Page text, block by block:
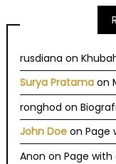
rusdiana on
Surya Pratama on
ronghod on
John Doe onPage
Anon onPage